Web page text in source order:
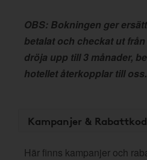
OBS: Bokningen ger
betalat och checkat ut
dröja upp till 3 månader,
hotellet återkopplar till oss.
Kampanjer &
Här finns kampanjer och